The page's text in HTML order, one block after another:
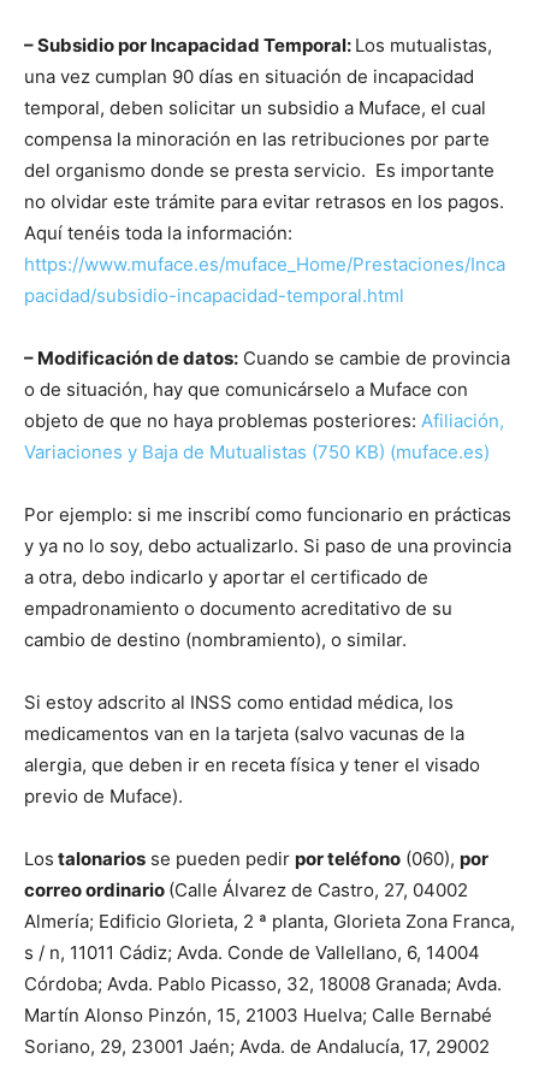
– Subsidio por Incapacidad Temporal: Los mutualistas,
una vez cumplan 90 días en situación de incapacidad
temporal, deben solicitar un subsidio a Muface, el cual
compensa la minoración en las retribuciones por parte
del organismo donde se presta servicio. Es importante
no olvidar este trámite para evitar retrasos en los pagos.
Aquí tenéis toda la información:
https://www.muface.es/muface_Home/Prestaciones/Inca
pacidad/subsidio-incapacidad-temporal.html
– Modificación de datos: Cuando se cambie de provincia
o de situación, hay que comunicárselo a Muface con
objeto de que no haya problemas posteriores: Afiliación,
Variaciones y Baja de Mutualistas (750 KB) (muface.es)
Por ejemplo: si me inscribí como funcionario en prácticas
y ya no lo soy, debo actualizarlo. Si paso de una provincia
a otra, debo indicarlo y aportar el certificado de
empadronamiento o documento acreditativo de su
cambio de destino (nombramiento), o similar.
Si estoy adscrito al INSS como entidad médica, los
medicamentos van en la tarjeta (salvo vacunas de la
alergia, que deben ir en receta física y tener el visado
previo de Muface).
Los talonarios se pueden pedir por teléfono (060), por
correo ordinario (Calle Álvarez de Castro, 27, 04002
Almería; Edificio Glorieta, 2 ª planta, Glorieta Zona Franca,
s / n, 11011 Cádiz; Avda. Conde de Vallellano, 6, 14004
Córdoba; Avda. Pablo Picasso, 32, 18008 Granada; Avda.
Martín Alonso Pinzón, 15, 21003 Huelva; Calle Bernabé
Soriano, 29, 23001 Jaén; Avda. de Andalucía, 17, 29002